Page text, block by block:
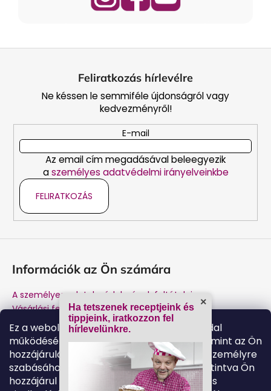
Ez a weboldal cookie-kat használ a weboldal
működésének biztosítása érdekében, valamint az Ön
hozzájárulásával a weboldal tartalmának személyre
szabásához. A „beleegyezem” gombra kattintva Ön
hozzájárul a sütik használatához és a webes
Feliratkozás hírlevélre
Ne késsen le semmiféle újdonságról vagy
kedvezményről!
E-mail
Az email cím megadásával beleegyezik
aszemélyes adatvédelmi irányelveinkbe
FELIRATKOZÁS
Információk az Ön számára
A személyes adatok védelmének feltételei
Vásárlási feltételek
Márkánk története
A gyártótól történő vásárlás előnyei
Kapcsolat
Garancia és jótállás utáni szerviz
×
Ha tetszenek receptjeink és
tippjeink, iratkozzon fel
hírlevelünkre.